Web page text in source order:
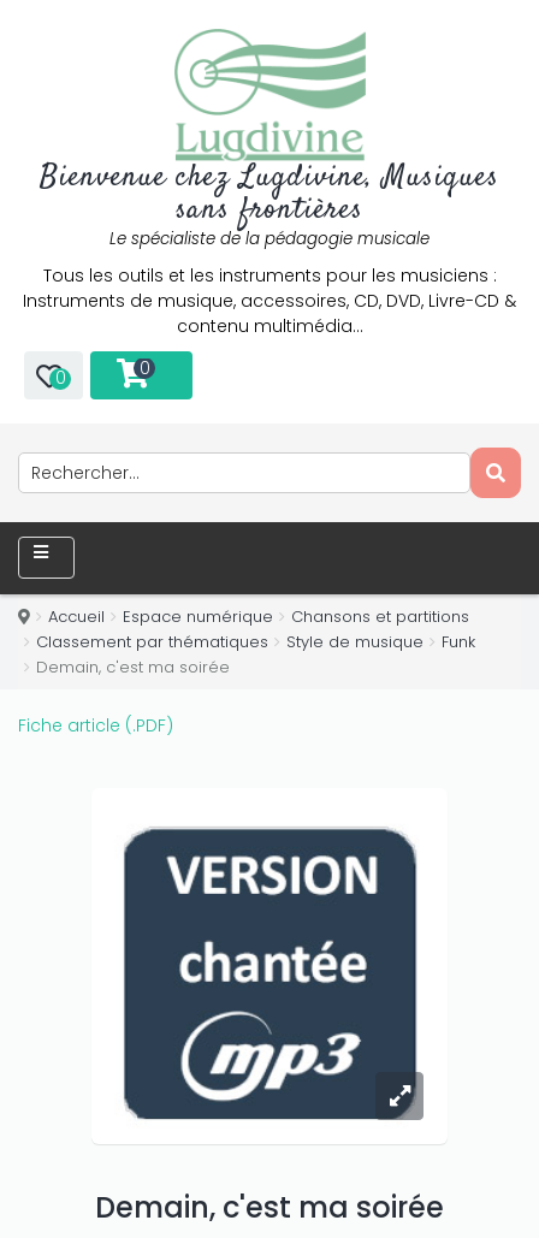
Bienvenue chez Lugdivine, Musiques
sans frontières
Le spécialiste de la pédagogie musicale
Tous les outils et les instruments pour les musiciens :
Instruments de musique, accessoires, CD, DVD, Livre-CD &
contenu multimédia…
0 0
Accueil Espace numérique
Chansons et partitions
Classement par thématiques
Style de musique
Funk
Demain, c'est ma soirée
Fiche article (.PDF)
Demain, c'est ma soirée
Only play atJoo casino if you really want to win a huge
amount on your credits!